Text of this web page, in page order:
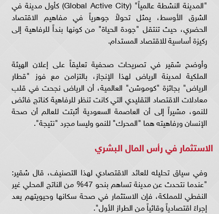
"المدينة النشطة عالمياً" (Global Active City) كأول مدينة في
الشرق الأوسط، يمثل تحولاً جوهرياً في مفاهيم الاقتصاد
الحضري، حيث تنتقل "جودة الحياة" من كونها بنداً للرفاهية إلى
ركيزة أساسية للاقتصاد المستدام.
وأوضح شقير في تصريحات صحفية تعليقاً على إعلان الهيئة
الملكية لمدينة الرياض لهذا الإنجاز، بالتزامن مع فوز "قطار
الرياض" بجائزة "كوموشن" العالمية، أن الرياض نجحت في قلب
معادلات الاقتصاد التقليدي التي كانت تنظر للرفاهية كناتج فائض
للنمو، مشيراً إلى أن العاصمة السعودية أثبتت للعالم أن صحة
الإنسان ورفاهيته هما "المحرك" للنمو وليسا مجرد "نتيجة".
الاستثمار في رأس المال البشري
وفي سياق تحليله للعائد الاقتصادي لهذا التصنيف، قال شقير:
"عندما نتحدث عن مدينة تساهم بنحو 47% من الناتج المحلي غير
النفطي للمملكة، فإن الاستثمار في صحة سكانها وحيويتهم يعد
إجراءً اقتصادياً وقائياً من الطراز الأول".